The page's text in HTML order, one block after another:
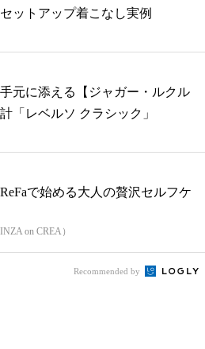
ットアップ着こなし実例
元に添える【ジャガー・ルクル
「レベルソ クラシック」
ReFaで始める大人の贅沢セルフケ
on CREA）
Recommended by